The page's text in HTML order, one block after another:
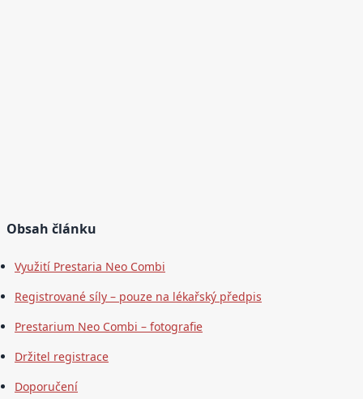
Obsah článku
Využití Prestaria Neo Combi
Registrované síly – pouze na lékařský předpis
Prestarium Neo Combi – fotografie
Držitel registrace
Doporučení